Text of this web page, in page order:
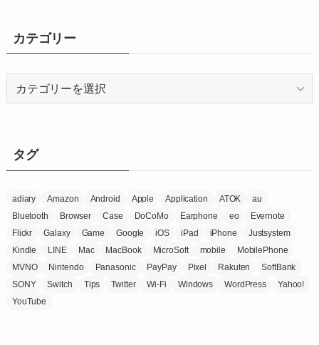
ブ
カテゴリー
ータグ
adiary Amazon Android Apple Application ATOK
au
Bluetooth
Browser Case DoCoMo Earphone eo
Evernote
Flickr
Galaxy Game Google iOS iPad iPhone
Justsystem
Kindle
LINE Mac MacBook MicroSoft mobile
MobilePhone
MVNO
Nintendo Panasonic PayPay Pixel Rakuten
SoftBank
SONY
Switch Tips Twitter Wi-Fi Windows WordPress
Yahoo!
YouTube